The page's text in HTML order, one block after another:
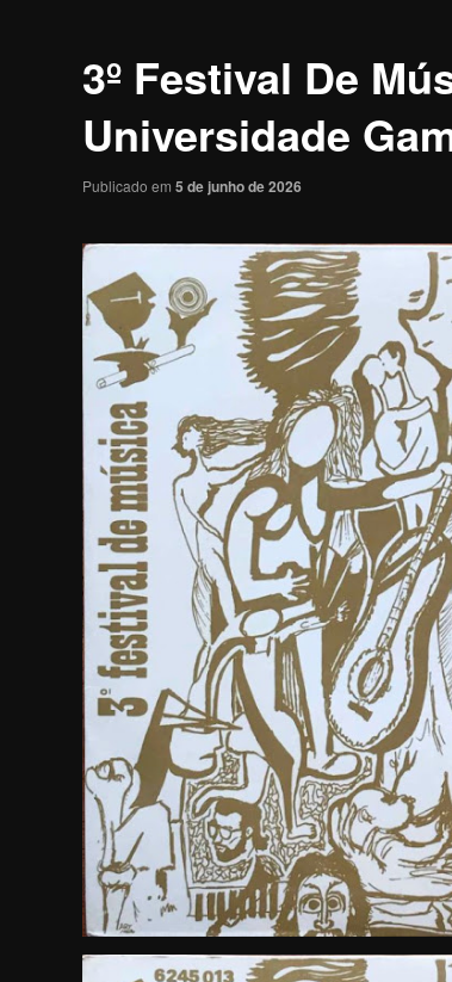
3º Festival De
Universidade
Publicado em 5 de junho de 2026